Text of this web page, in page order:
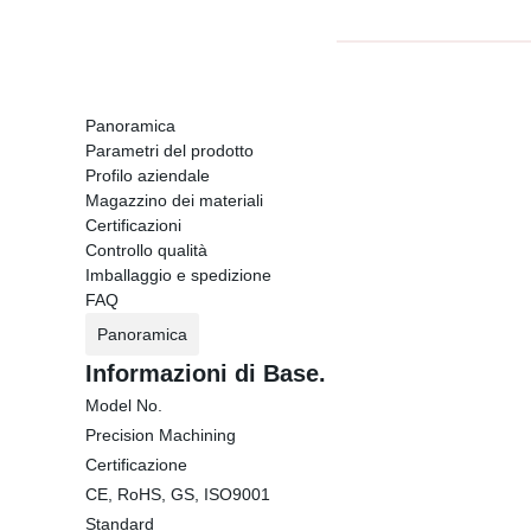
Panoramica
Parametri del prodotto
Profilo aziendale
Magazzino dei materiali
Certificazioni
Controllo qualità
Imballaggio e spedizione
FAQ
Panoramica
Informazioni di Base.
Model No.
Precision Machining
Certificazione
CE, RoHS, GS, ISO9001
Standard